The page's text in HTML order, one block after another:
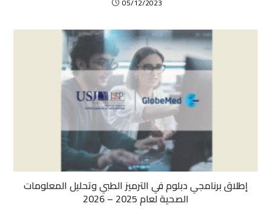
إطلاق برنامجي دبلوم في الترميز الطبي وتحليل المعلومات
الصحية لعام 2025 – 2026